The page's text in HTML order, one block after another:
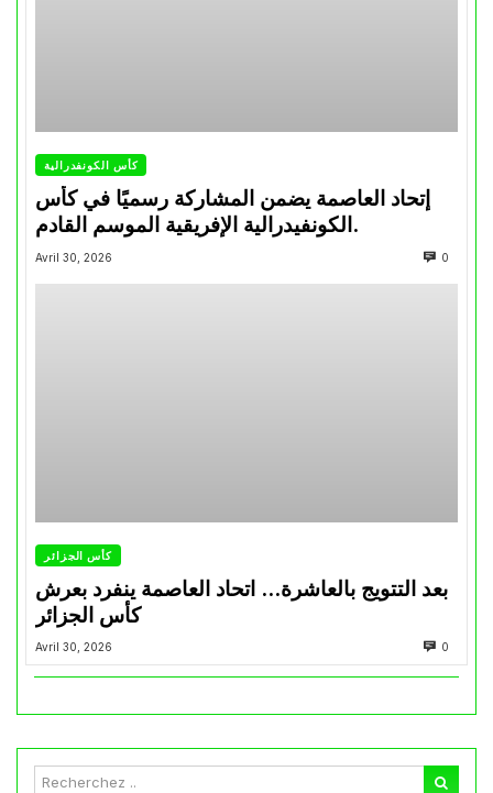
كأس الكونفدرالية
إتحاد العاصمة يضمن المشاركة رسميًا في كأس
الكونفيدرالية الإفريقية الموسم القادم.
Avril 30, 2026 0
كأس الجزائر
بعد التتويج بالعاشرة… اتحاد العاصمة ينفرد بعرش
كأس الجزائر
Avril 30, 2026 0